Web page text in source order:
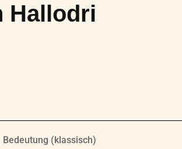
Hallodri
Bedeutung (klassisch)